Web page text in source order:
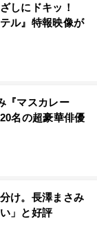
しにドキッ！
ル』特報映像が
『マスカレー
名の超豪華俳優
け。長澤まさみ
」と好評